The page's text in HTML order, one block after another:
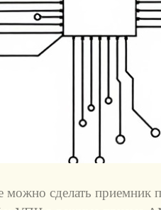
можно сделать приемник